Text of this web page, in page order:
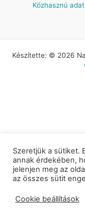
Közhasznú
Készítette: © 2026
Szeretjük a sütiket.
annak érdekében,
jelenjen meg az
az összes sütit
Cookie beállítások